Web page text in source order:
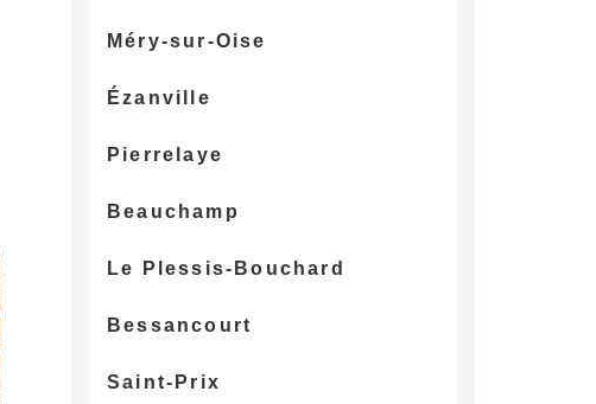
Méry-sur-Oise
Ézanville
Pierrelaye
Beauchamp
Le Plessis-Bouchard
Bessancourt
Saint-Prix